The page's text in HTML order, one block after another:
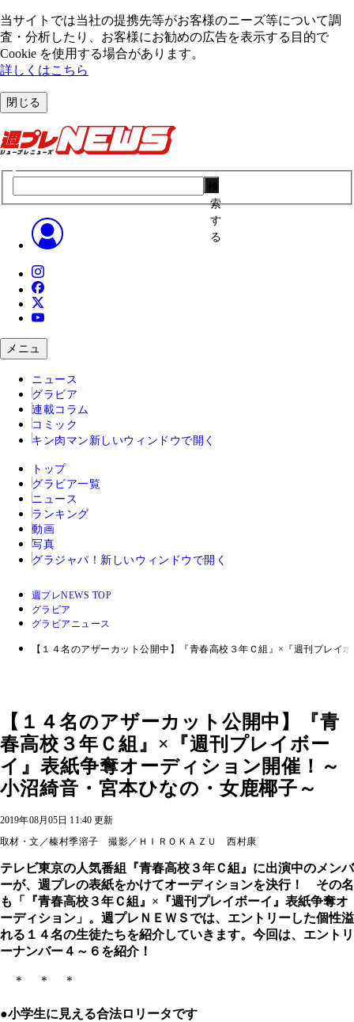
当サイトでは当社の提携先等がお客様のニーズ等について調
査・分析したり、お客様にお勧めの広告を表⽰する⽬的で
Cookie を使⽤する場合があります。
詳しくはこちら
閉じる
索
す
る
メニュ
ニュース
グラビア
連載コラム
コミック
キン肉マン 新しいウィンドウで開く
トップ
グラビア一覧
ニュース
ランキング
動画
写真
グラジャパ！ 新しいウィンドウで開く
週プレNEWS TOP
グラビア
グラビアニュース
【１４名のアザーカット公開中】『青春高校３年Ｃ組』×『週刊プレ
【１４名のアザーカット公開中】『青
春高校３年Ｃ組』×『週刊プレイボー
イ』表紙争奪オーディション開催！～
小沼綺音・宮本ひなの・女鹿椰子～
2019年08月05日 11:40 更新
取材・文／榛村季溶子 撮影／ＨＩＲＯＫＡＺＵ 西村康
テレビ東京の人気番組『青春高校３年Ｃ組』に出演中のメンバ
ーが、週プレの表紙をかけてオーディションを決行！ その名
も「『青春高校３年Ｃ組』×『週刊プレイボーイ』表紙争奪オ
ーディション」。週プレＮＥＷＳでは、エントリーした個性溢
れる１４名の生徒たちを紹介していきます。今回は、エントリ
ーナンバー４～６を紹介！
＊ ＊ ＊
●小学生に見える合法ロリータです